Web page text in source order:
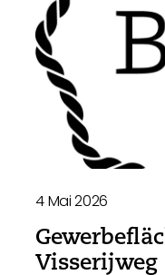
4 Mai 2026